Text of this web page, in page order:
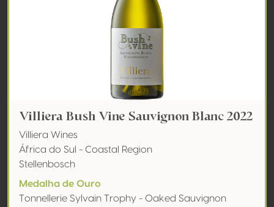
Villiera Bush Vine Sauvignon Blanc 2022
Villiera Wines
África do Sul - Coastal Region
Stellenbosch
Medalha de Ouro
Tonnellerie Sylvain Trophy - Oaked Sauvignon